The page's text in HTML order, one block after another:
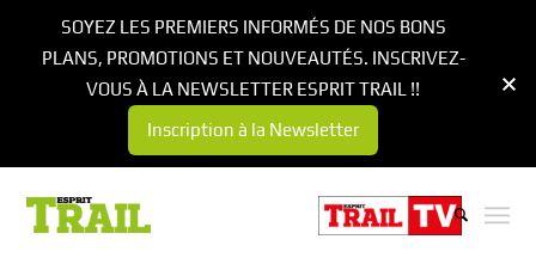
SOYEZ LES PREMIERS INFORMÉS DE NOS BONS
PLANS, PROMOTIONS ET NOUVEAUTÉS. INSCRIVEZ-
VOUS À LA NEWSLETTER ESPRIT TRAIL !!
Inscription à la Newsletter